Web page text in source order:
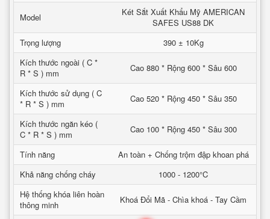
Model
Két Sắt Xuất Khẩu Mỹ AMERICAN
SAFES US88 DK
Trọng lượng
390 ± 10Kg
Kích thước ngoài ( C *
R * S ) mm
Cao 880 * Rộng 600 * Sâu 600
Kích thước sử dụng ( C
* R * S ) mm
Cao 520 * Rộng 450 * Sâu 350
Kích thước ngăn kéo (
C * R * S ) mm
Cao 100 * Rộng 450 * Sâu 300
Tính năng
An toàn + Chống trộm đập khoan phá
Khả năng chống cháy
1000 - 1200°C
Hệ thống khóa liên hoàn
thông minh
Khoá Đổi Mã - Chìa khoá - Tay Cầm